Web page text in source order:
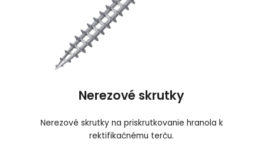
Nerezové skrutky
Nerezové skrutky na priskrutkovanie hranola k
rektifikačnému terču.